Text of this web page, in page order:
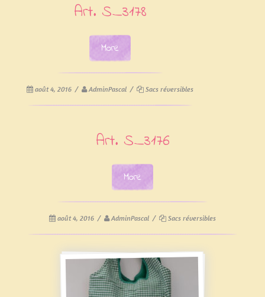
Art. S_3178
More
août 4, 2016 / AdminPascal / Sacs réversibles
Art. S_3176
More
août 4, 2016 / AdminPascal / Sacs réversibles